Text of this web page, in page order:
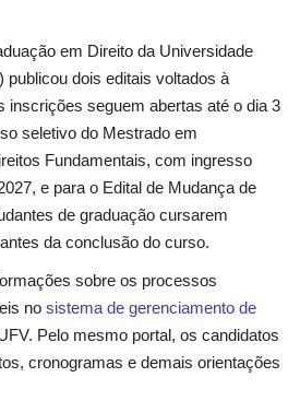
em Direito da Universidade
publicou dois editais voltados à
inscrições seguem abertas até o dia 3
seletivo do Mestrado em
Fundamentais, com ingresso
e para o Edital de Mudança de
de graduação cursarem
da conclusão do curso.
sobre os processos
no sistema de gerenciamento de
Pelo mesmo portal, os candidatos
cronogramas e demais orientações